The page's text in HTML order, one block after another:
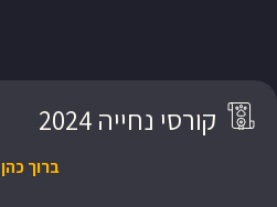
קורסי נחייה 2024
ברוך כהן